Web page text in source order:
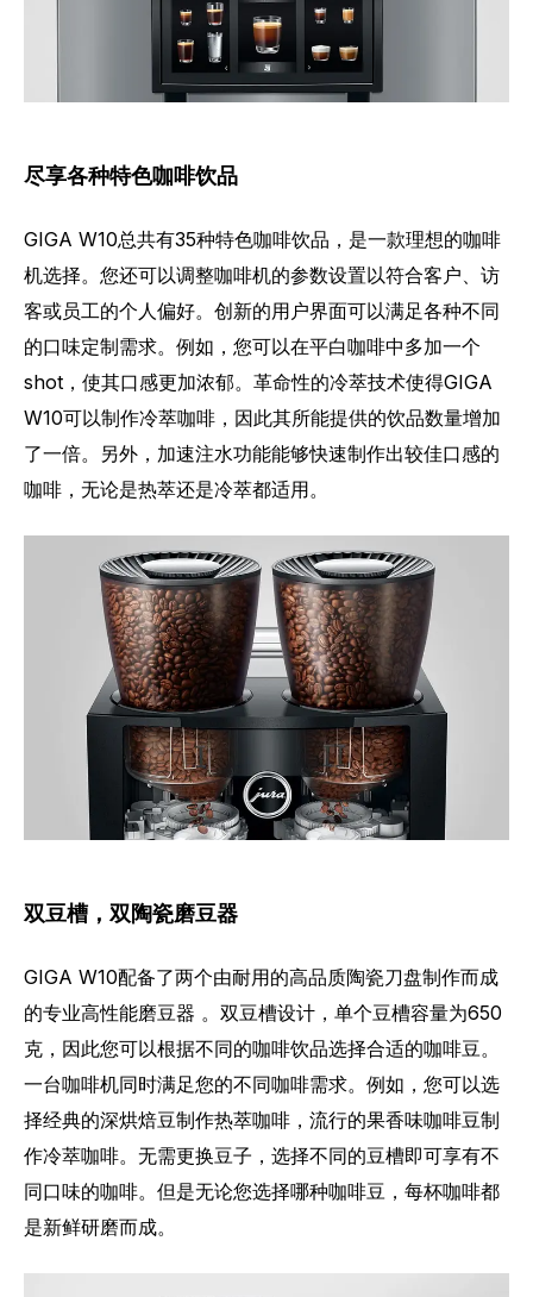
尽享各种特色咖啡饮品
GIGA W10总共有35种特色咖啡饮品，是一款理想的咖啡
机选择。您还可以调整咖啡机的参数设置以符合客户、访
客或员工的个人偏好。创新的用户界面可以满足各种不同
的口味定制需求。例如，您可以在平白咖啡中多加一个
shot，使其口感更加浓郁。革命性的冷萃技术使得GIGA
W10可以制作冷萃咖啡，因此其所能提供的饮品数量增加
了一倍。另外，加速注水功能能够快速制作出较佳口感的
咖啡，无论是热萃还是冷萃都适用。
双豆槽，双陶瓷磨豆器
GIGA W10配备了两个由耐用的高品质陶瓷刀盘制作而成
的专业高性能磨豆器 。双豆槽设计，单个豆槽容量为650
克，因此您可以根据不同的咖啡饮品选择合适的咖啡豆。
一台咖啡机同时满足您的不同咖啡需求。例如，您可以选
择经典的深烘焙豆制作热萃咖啡，流行的果香味咖啡豆制
作冷萃咖啡。无需更换豆子，选择不同的豆槽即可享有不
同口味的咖啡。但是无论您选择哪种咖啡豆，每杯咖啡都
是新鲜研磨而成。